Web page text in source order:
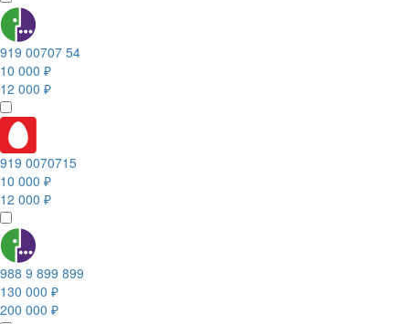
919 00707 54
10 000 ₽
12 000 ₽
919 0070715
10 000 ₽
12 000 ₽
988 9 899 899
130 000 ₽
200 000 ₽